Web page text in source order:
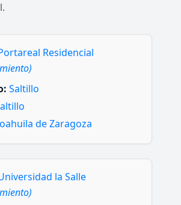
Residencial
Saltillo
de Zaragoza
la Salle